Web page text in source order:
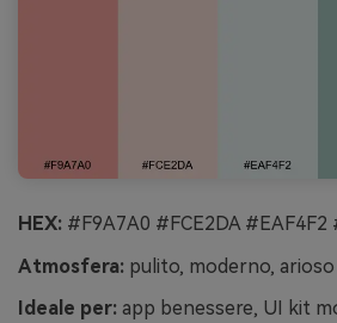
HEX: #F9A7A0 #FCE2DA #EAF4F2
Atmosfera: pulito, moderno, arioso
Ideale per: app benessere, UI kit